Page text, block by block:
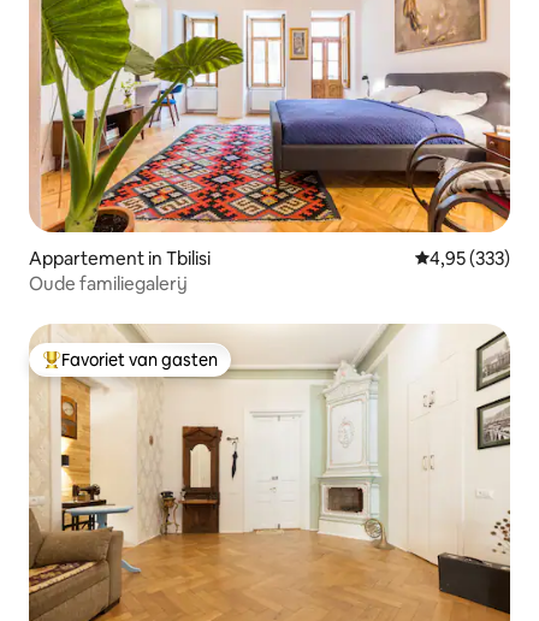
Appartement in Tbilisi Gemiddelde
4,95 (333)
Oude familiegalerij
Topfavoriet van gasten
Favoriet van gasten